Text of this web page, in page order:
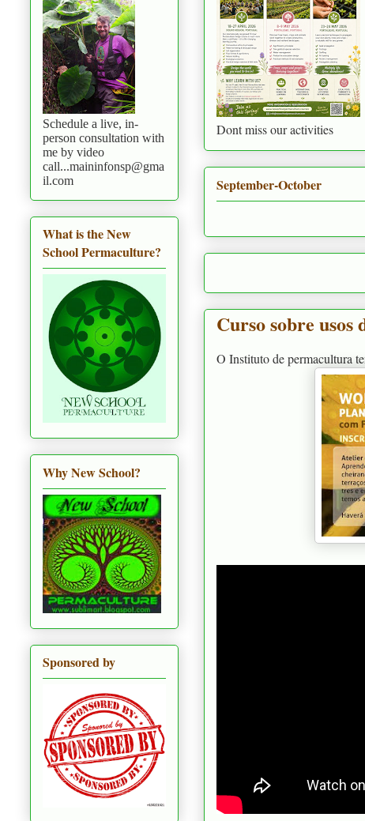
Dont miss our activities
September-October
Curso sobre usos
O Instituto de permacultura
Schedule a live, in-
person consultation with
me by video
call...maininfonsp@gma
il.com
What is the New
School Permaculture?
Why New School?
Sponsored by